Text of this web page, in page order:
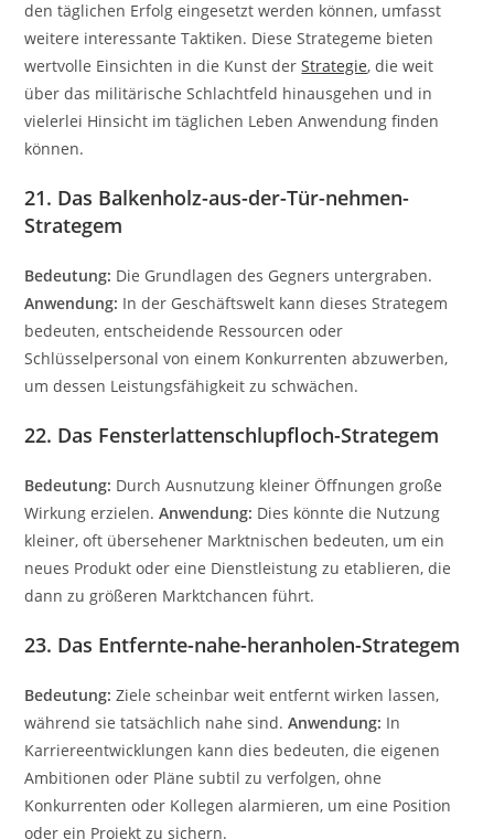
den täglichen Erfolg eingesetzt werden können, umfasst
weitere interessante Taktiken. Diese Strategeme bieten
wertvolle Einsichten in die Kunst derStrategie, die weit
über das militärische Schlachtfeld hinausgehen und in
vielerlei Hinsicht im täglichen Leben Anwendung finden
können.
21. Das Balkenholz-aus-der-Tür-nehmen-
Strategem
Bedeutung: Die Grundlagen des Gegners untergraben.
Anwendung: In der Geschäftswelt kann dieses Strategem
bedeuten, entscheidende Ressourcen oder
Schlüsselpersonal von einem Konkurrenten abzuwerben,
um dessen Leistungsfähigkeit zu schwächen.
22. Das Fensterlattenschlupfloch-Strategem
Bedeutung: Durch Ausnutzung kleiner Öffnungen große
Wirkung erzielen.Anwendung: Dies könnte die Nutzung
kleiner, oft übersehener Marktnischen bedeuten, um ein
neues Produkt oder eine Dienstleistung zu etablieren, die
dann zu größeren Marktchancen führt.
23. Das Entfernte-nahe-heranholen-Strategem
Bedeutung: Ziele scheinbar weit entfernt wirken lassen,
während sie tatsächlich nahe sind.Anwendung: In
Karriereentwicklungen kann dies bedeuten, die eigenen
Ambitionen oder Pläne subtil zu verfolgen, ohne
Konkurrenten oder Kollegen alarmieren, um eine Position
oder ein Projekt zu sichern.